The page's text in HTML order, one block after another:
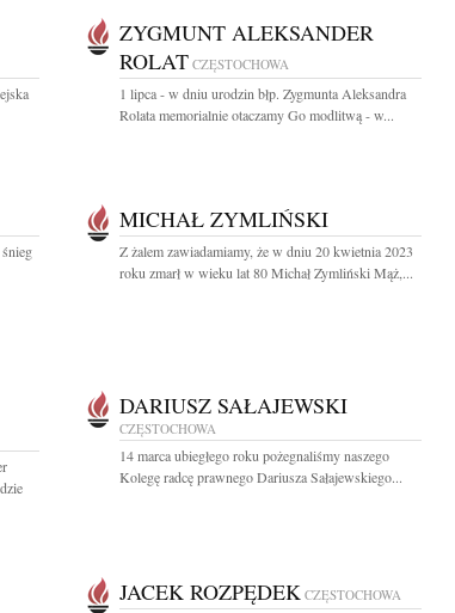
ZYGMUNT ALEKSANDER
ROLAT CZĘSTOCHOWA
1 lipca - w dniu urodzin błp. Zygmunta Aleksandra
Rolata memorialnie otaczamy Go modlitwą - w...
MICHAŁ ZYMLIŃSKI
Z żalem zawiadamiamy, że w dniu 20 kwietnia 2023
roku zmarł w wieku lat 80 Michał Zymliński Mąż,...
DARIUSZ SAŁAJEWSKI
CZĘSTOCHOWA
14 marca ubiegłego roku pożegnaliśmy naszego
Kolegę radcę prawnego Dariusza Sałajewskiego...
JACEK ROZPĘDEK CZĘSTOCHOWA